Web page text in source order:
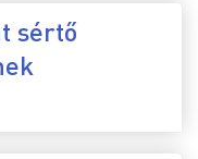
sértő